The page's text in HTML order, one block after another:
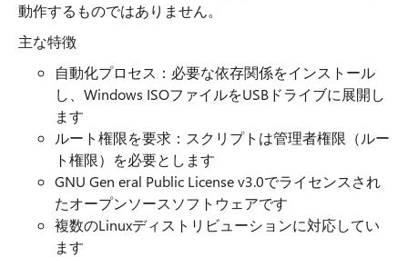
動作するものではありません。
主な特徴
自動化プロセス：必要な依存関係をインストール
し、Windows ISOファイルをUSBドライブに展開し
ます
ルート権限を要求：スクリプトは管理者権限（ルー
ト権限）を必要とします
GNU Gen eral Public License v3.0でライセンスされ
たオープンソースソフトウェアです
複数のLinuxディストリビューションに対応してい
ます